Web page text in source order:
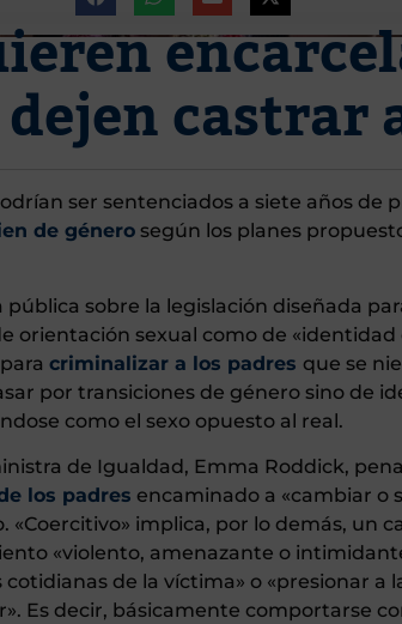
castrar
ser sentenciados a siete años de
de género según los planes
sobre la legislación diseñada
orientación sexual como de «identidad
criminalizar a los padres que se
por transiciones de género sino de
como el sexo opuesto al real.
de Igualdad, Emma Roddick,
los padres encaminado a «cambiar o
implica, por lo demás, un
«violento, amenazante o
de la víctima» o «presionar a
Es decir, básicamente comportarse